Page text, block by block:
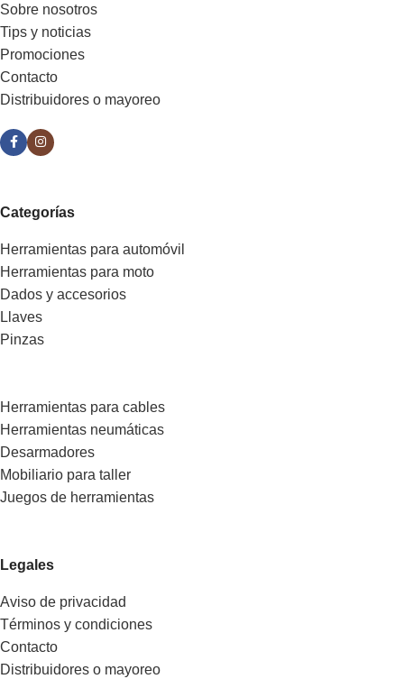
Sobre nosotros
Tips y noticias
Promociones
Contacto
Distribuidores o mayoreo
Categorías
Herramientas para automóvil
Herramientas para moto
Dados y accesorios
Llaves
Pinzas
Herramientas para cables
Herramientas neumáticas
Desarmadores
Mobiliario para taller
Juegos de herramientas
Legales
Aviso de privacidad
Términos y condiciones
Contacto
Distribuidores o mayoreo